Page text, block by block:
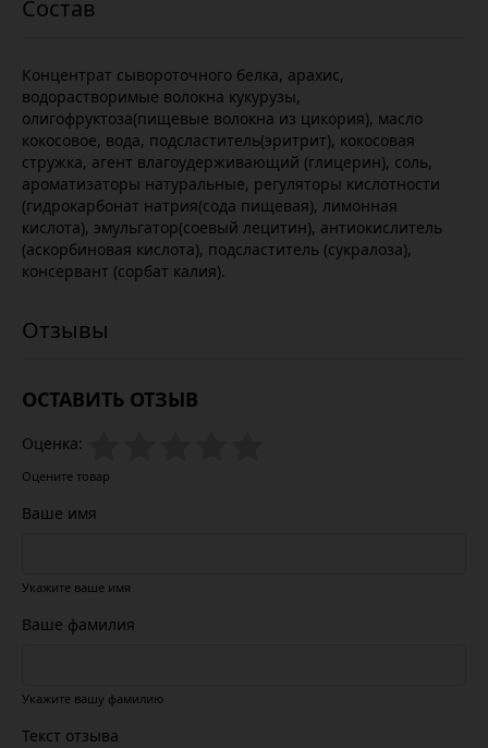
Концентрат сывороточного белка, арахис,
водорастворимые волокна кукурузы,
олигофруктоза(пищевые волокна из цикория), масло
кокосовое, вода, подсластитель(эритрит), кокосовая
стружка, агент влагоудерживающий (глицерин), соль,
ароматизаторы натуральные, регуляторы кислотности
(гидрокарбонат натрия(сода пищевая), лимонная
кислота), эмульгатор(соевый лецитин), антиокислитель
(аскорбиновая кислота), подсластитель (сукралоза),
консервант (сорбат калия).
ОСТАВИТЬ ОТЗЫВ
Оценка:
Оцените товар
Ваше имя
Укажите ваше имя
Ваше фамилия
Укажите вашу фамилию
Текст отзыва